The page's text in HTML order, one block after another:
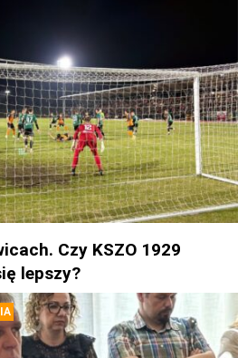
Czy KSZO 1929
lepszy?